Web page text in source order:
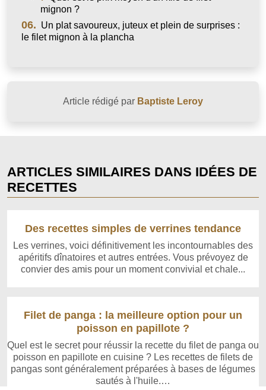
mignon ?
06. Un plat savoureux, juteux et plein de surprises :
le filet mignon à la plancha
Article rédigé par Baptiste Leroy
ARTICLES SIMILAIRES DANS IDÉES DE
RECETTES
Des recettes simples de verrines tendance
Les verrines, voici définitivement les incontournables des
apéritifs dînatoires et autres entrées. Vous prévoyez de
convier des amis pour un moment convivial et chale...
Filet de panga : la meilleure option pour un
poisson en papillote ?
Quel est le secret pour réussir la recette du filet de panga ou
poisson en papillote en cuisine ? Les recettes de filets de
pangas sont généralement préparées à bases de légumes
sautés à l'huile.…